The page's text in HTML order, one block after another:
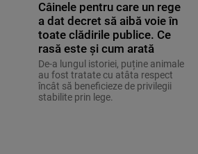
Câinele pentru care un rege
a dat decret să aibă voie în
toate clădirile publice. Ce
rasă este și cum arată
De-a lungul istoriei, puține animale
au fost tratate cu atâta respect
încât să beneficieze de privilegii
stabilite prin lege.